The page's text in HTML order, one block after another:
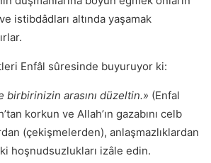
istibdâdları altında yaşamak
Enfâl sûresinde buyuruyor ki:
birbirinizin arasını düzeltin.» (Enfal
korkun ve Allah’ın gazabını celb
(çekişmelerden), anlaşmazlıklardan
hoşnudsuzlukları izâle edin.